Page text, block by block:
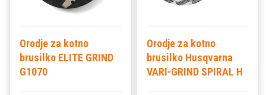
Orodje za kotno
brusilko ELITE GRIND
G1070
Orodje za kotno
brusilko Husqvarna
VARI-GRIND SPIRAL H